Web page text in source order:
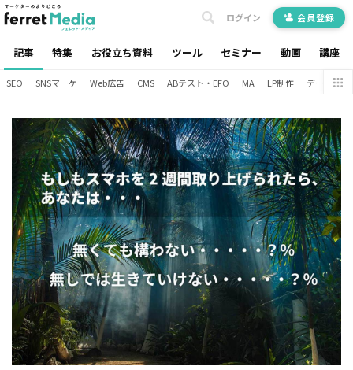
記事 特集 お役立ち資料 ツール セミナー 動画 講座
ログイン 会員登録
SEO SNSマーケ Web広告 CMS ABテスト・EFO MA LP制作 データ分析